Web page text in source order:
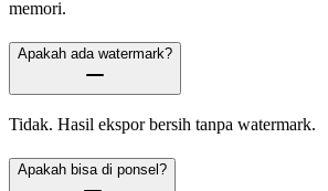
memori.
Apakah ada watermark?
Tidak. Hasil ekspor bersih tanpa watermark.
Apakah bisa di ponsel?